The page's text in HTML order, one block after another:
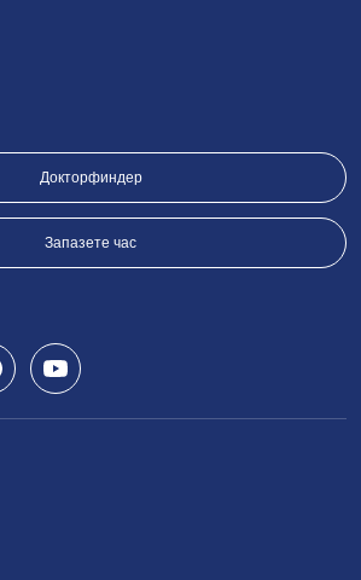
Докторфиндер
Запазете час